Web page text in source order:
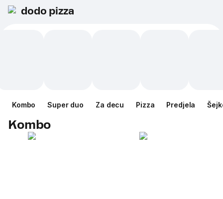
dodo pizza
Kombo Super duo Za decu Pizza Predjela
Kombo